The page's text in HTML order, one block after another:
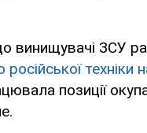
винищувачі ЗСУ
позиції